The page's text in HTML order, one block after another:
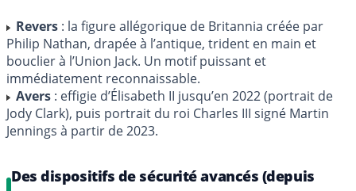
Revers : la figure allégorique de Britannia créée par
Philip Nathan, drapée à l’antique, trident en main et
bouclier à l’Union Jack. Un motif puissant et
immédiatement reconnaissable.
Avers : effigie d’Élisabeth II jusqu’en 2022 (portrait de
Jody Clark), puis portrait du roi Charles III signé Martin
Jennings à partir de 2023.
Des dispositifs de sécurité avancés (depuis